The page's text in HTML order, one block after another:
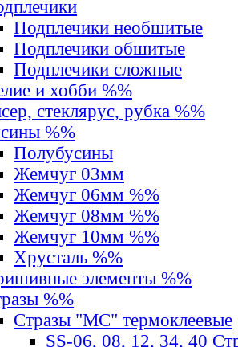
Подплечики необшитые
Подплечики обшитые
Подплечики сложные
и хобби %%
стеклярус, рубка %%
%%
Полубусины
Жемчуг 03мм
Жемчуг 06мм %%
Жемчуг 08мм %%
Жемчуг 10мм %%
Хрусталь %%
элементы %%
%%
Стразы "MС" термоклеевые
SS-06, 08, 12, 34, 40